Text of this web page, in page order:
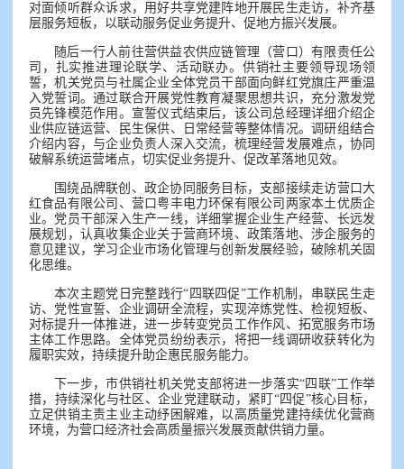
对面倾听群众诉求，用好共享党建阵地开展民生走访，补齐基
层服务短板，以联动服务促业务提升、促地方振兴发展。
随后一行人前往营供益农供应链管理（营口）有限责任公
司，扎实推进理论联学、活动联办。供销社主要领导现场领
誓，机关党员与社属企业全体党员干部面向鲜红党旗庄严重温
入党誓词。通过联合开展党性教育凝聚思想共识，充分激发党
员先锋模范作用。宣誓仪式结束后，该公司总经理详细介绍企
业供应链运营、民生保供、日常经营等整体情况。调研组结合
介绍内容，与企业负责人深入交流，梳理经营发展难点，协同
破解系统运营堵点，切实促业务提升、促改革落地见效。
围绕品牌联创、政企协同服务目标，支部接续走访营口大
红食品有限公司、营口粤丰电力环保有限公司两家本土优质企
业。党员干部深入生产一线，详细掌握企业生产经营、长远发
展规划，认真收集企业关于营商环境、政策落地、涉企服务的
意见建议，学习企业市场化管理与创新发展经验，破除机关固
化思维。
本次主题党日完整践行“四联四促”工作机制，串联民生走
访、党性宣誓、企业调研全流程，实现淬炼党性、检视短板、
对标提升一体推进，进一步转变党员工作作风、拓宽服务市场
主体工作思路。全体党员纷纷表示，将把一线调研收获转化为
履职实效，持续提升助企惠民服务能力。
下一步，市供销社机关党支部将进一步落实“四联”工作举
措，持续深化与社区、企业党建联动，紧盯“四促”核心目标，
立足供销主责主业主动纾困解难，以高质量党建持续优化营商
环境，为营口经济社会高质量振兴发展贡献供销力量。